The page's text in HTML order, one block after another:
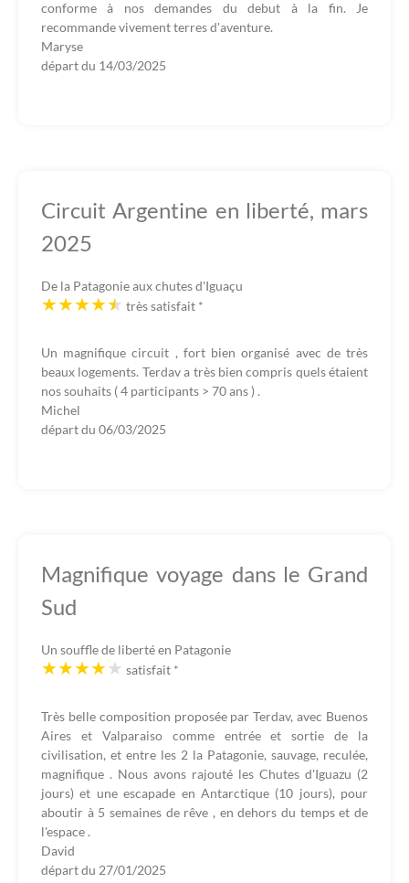
conforme à nos demandes du debut à la fin. Je
recommande vivement terres d'aventure.
Maryse
départ du 14/03/2025
Circuit Argentine en liberté, mars
2025
De la Patagonie aux chutes d'Iguaçu
très satisfait *
Un magnifique circuit , fort bien organisé avec de très
beaux logements. Terdav a très bien compris quels étaient
nos souhaits ( 4 participants > 70 ans ) .
Michel
départ du 06/03/2025
Magnifique voyage dans le Grand
Sud
Un souffle de liberté en Patagonie
satisfait *
Très belle composition proposée par Terdav, avec Buenos
Aires et Valparaiso comme entrée et sortie de la
civilisation, et entre les 2 la Patagonie, sauvage, reculée,
magnifique . Nous avons rajouté les Chutes d'Iguazu (2
jours) et une escapade en Antarctique (10 jours), pour
aboutir à 5 semaines de rêve , en dehors du temps et de
l'espace .
David
départ du 27/01/2025